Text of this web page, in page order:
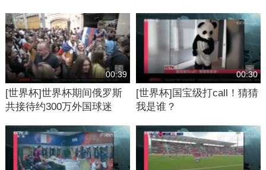
00:39
[世界杯]世界杯期间俄罗斯
共接待约300万外国球迷
00:30
[世界杯]国宝级打call！猜猜
我是谁？